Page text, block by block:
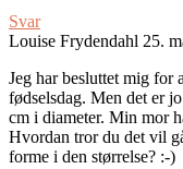
Svar
Louise Frydendahl 25.
Jeg har besluttet mig for
fødselsdag. Men det er
cm i diameter. Min mor
Hvordan tror du det vil
forme i den størrelse? :-)